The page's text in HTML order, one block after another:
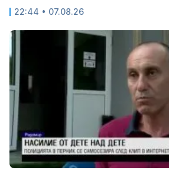
22:44 • 07.08.26